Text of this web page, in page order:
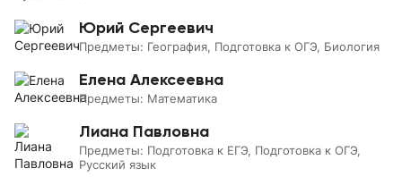
Юрий Сергеевич
Предметы: География, Подготовка к ОГЭ, Биология
Елена Алексеевна
Предметы: Математика
Лиана Павловна
Предметы: Подготовка к ЕГЭ, Подготовка к ОГЭ,
Русский язык